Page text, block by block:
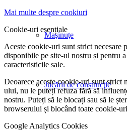
Maşinuţe
Jucării de construcţie
Mai multe despre cookiuri
Cookie-uri esențiale
Aceste cookie-uri sunt strict necesare
disponibile pe site-ul nostru și pentru
caracteristicile sale.
Deoarece aceste cookie-uri sunt strict
ului, nu le puteți refuza fără să
nostru. Puteți să le blocați sau să le
browserului și blocând toate cookie-
Google Analytics Cookies